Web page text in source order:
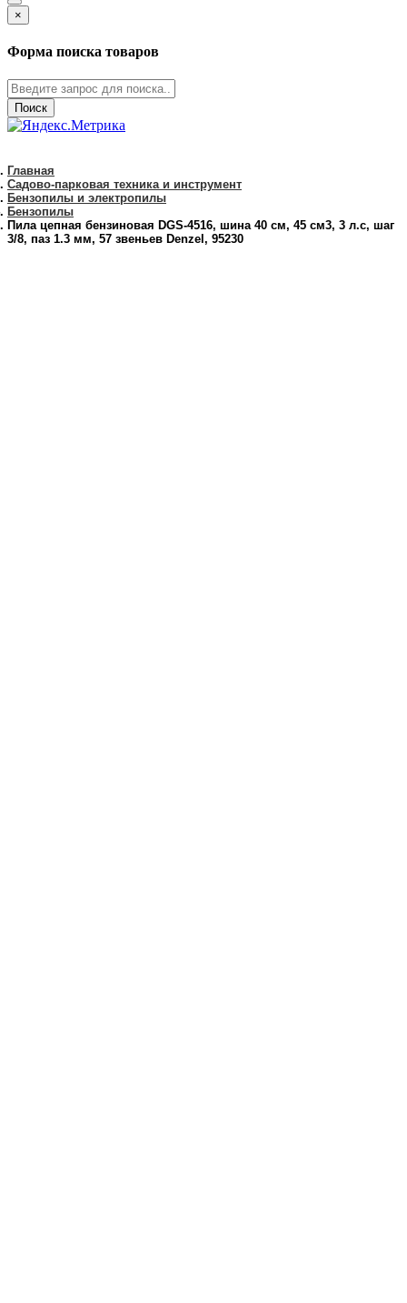
×
Форма поиска товаров
Поиск
Главная
Садово-парковая техника и инструмент
Бензопилы и электропилы
Бензопилы
Пила цепная бензиновая DGS-4516, шина 40 см, 45 см3, 3 л.с, шаг
3/8, паз 1.3 мм, 57 звеньев Denzel, 95230